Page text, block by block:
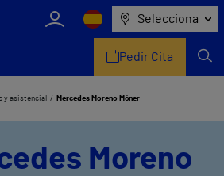
Selecciona
Pedir Cita
y asistencial Mercedes Moreno Móner
Moreno